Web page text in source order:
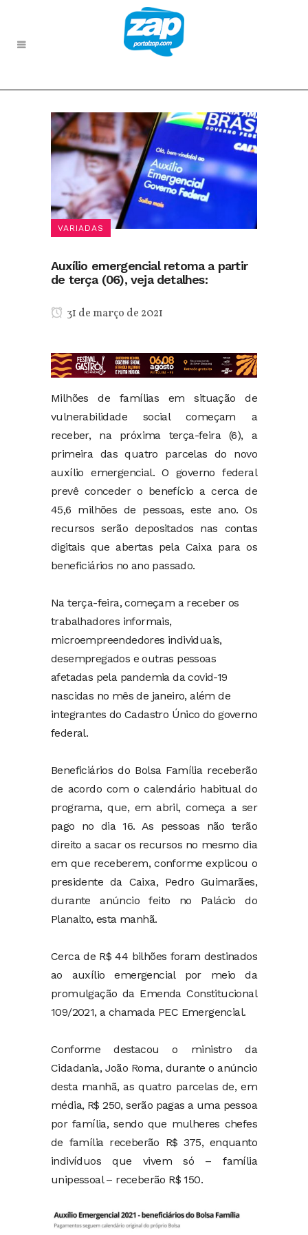
VARIADAS
Auxílio emergencial retoma a partir
de terça (06), veja detalhes:
31 de março de 2021
Milhões de famílias em situação de
vulnerabilidade social começam a
receber, na próxima terça-feira (6), a
primeira das quatro parcelas do novo
auxílio emergencial. O governo federal
prevê conceder o benefício a cerca de
45,6 milhões de pessoas, este ano. Os
recursos serão depositados nas contas
digitais que abertas pela Caixa para os
beneficiários no ano passado.
Na terça-feira, começam a receber os
trabalhadores informais,
microempreendedores individuais,
desempregados e outras pessoas
afetadas pela pandemia da covid-19
nascidas no mês de janeiro, além de
integrantes do Cadastro Único do governo
federal.
Beneficiários do Bolsa Família receberão
de acordo com o calendário habitual do
programa, que, em abril, começa a ser
pago no dia 16. As pessoas não terão
direito a sacar os recursos no mesmo dia
em que receberem, conforme explicou o
presidente da Caixa, Pedro Guimarães,
durante anúncio feito no Palácio do
Planalto, esta manhã.
Cerca de R$ 44 bilhões foram destinados
ao auxílio emergencial por meio da
promulgação da Emenda Constitucional
109/2021, a chamada PEC Emergencial.
Conforme destacou o ministro da
Cidadania, João Roma, durante o anúncio
desta manhã, as quatro parcelas de, em
média, R$ 250, serão pagas a uma pessoa
por família, sendo que mulheres chefes
de família receberão R$ 375, enquanto
indivíduos que vivem só – família
unipessoal – receberão R$ 150.